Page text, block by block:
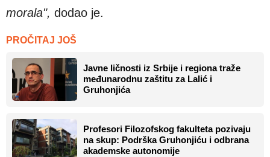
morala", dodao je.
PROČITAJ JOŠ
Javne ličnosti iz Srbije i regiona traže
međunarodnu zaštitu za Lalić i
Gruhonjića
Profesori Filozofskog fakulteta pozivaju
na skup: Podrška Gruhonjiću i odbrana
akademske autonomije